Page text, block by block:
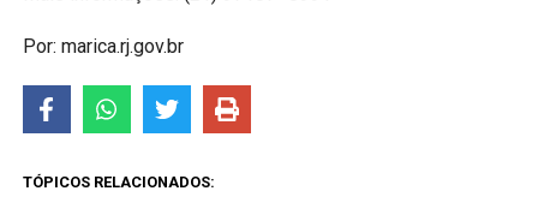
Por: marica.rj.gov.br
TÓPICOS RELACIONADOS: